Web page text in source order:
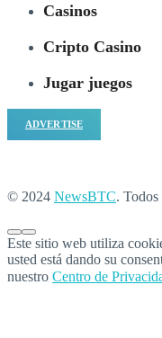
Casinos
Cripto Casino
Jugar juegos
ADVERTISE
© 2024 NewsBTC. Todos
Este sitio web utiliza
usted está dando su
nuestro Centro de